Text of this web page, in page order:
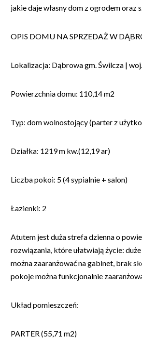
jakie daje własny dom z ogrodem
OPIS DOMU NA SPRZEDAŻ W
Lokalizacja: Dąbrowa gm. Świlcza |
Powierzchnia domu: 110,14 m2
Typ: dom wolnostojący (parter z
Działka: 1219 m kw.(12,19 ar)
Liczba pokoi: 5 (4 sypialnie + salon)
Łazienki: 2
Atutem jest duża strefa dzienna o
rozwiązania, które ułatwiają życie:
można zaaranżować na gabinet, brak
pokoje można funkcjonalnie
Układ pomieszczeń:
PARTER (55,71 m2)